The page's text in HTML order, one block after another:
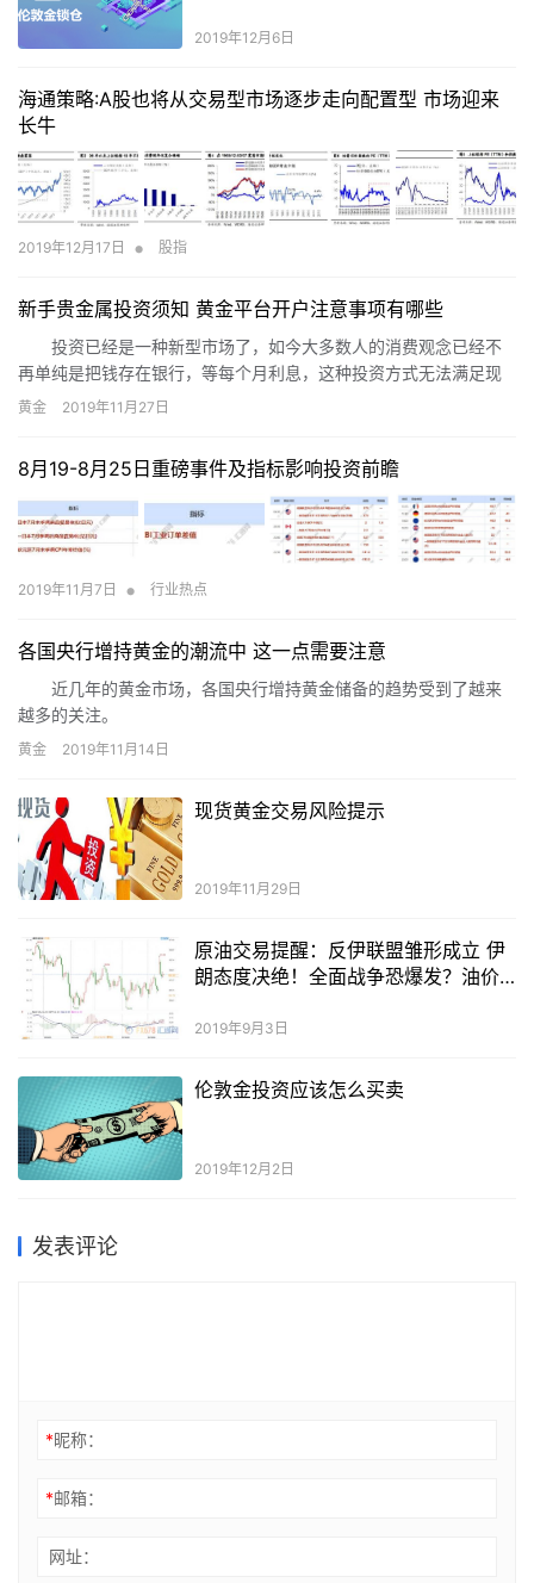
2019年12月6日
海通策略:A股也将从交易型市场逐步走向配置型 市场迎来
长牛
2019年12月17日 • 股指
新手贵金属投资须知 黄金平台开户注意事项有哪些
投资已经是一种新型市场了，如今大多数人的消费观念已经不
再单纯是把钱存在银行，等每个月利息，这种投资方式无法满足现
在投资理念。贵金属投资反而成为了投资者比较热衷的投资点，因
黄金 2019年11月27日
8月19-8月25日重磅事件及指标影响投资前瞻
2019年11月7日 • 行业热点
各国央行增持黄金的潮流中 这一点需要注意
近几年的黄金市场，各国央行增持黄金储备的趋势受到了越来
越多的关注。
黄金 2019年11月14日
现货黄金交易风险提示
2019年11月29日
原油交易提醒：反伊联盟雏形成立 伊
朗态度决绝！全面战争恐爆发？油价
2019年9月3日
伦敦金投资应该怎么买卖
2019年12月2日
发表评论
*昵称：
*邮箱：
网址：